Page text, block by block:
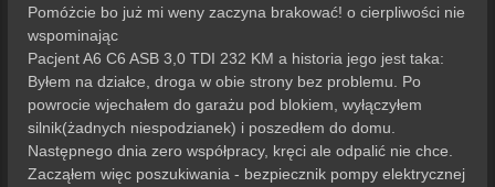
Pomóżcie bo już mi weny zaczyna brakować! o cierpliwości nie
wspominając
Pacjent A6 C6 ASB 3,0 TDI 232 KM a historia jego jest taka:
Byłem na działce, droga w obie strony bez problemu. Po
powrocie wjechałem do garażu pod blokiem, wyłączyłem
silnik(żadnych niespodzianek) i poszedłem do domu.
Następnego dnia zero współpracy, kręci ale odpalić nie chce.
Zacząłem więc poszukiwania - bezpiecznik pompy elektrycznej